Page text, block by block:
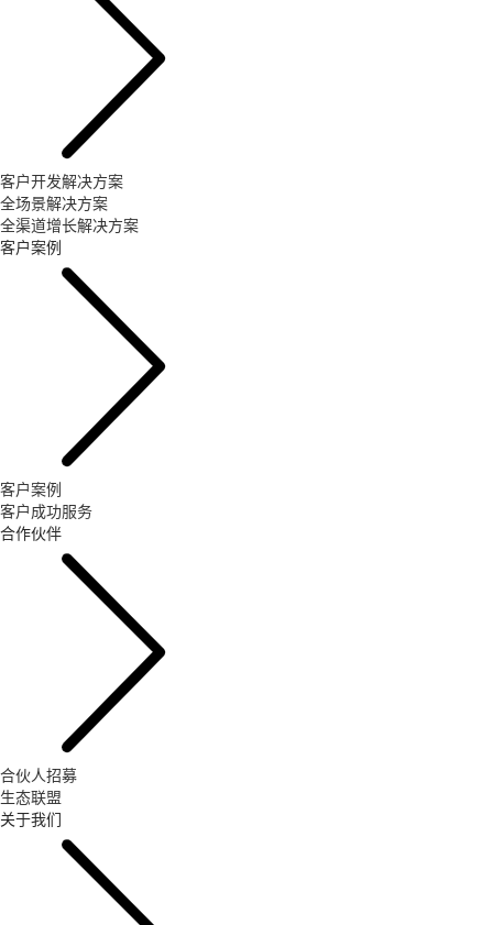
客户开发解决方案
全场景解决方案
全渠道增长解决方案
客户案例
客户案例
客户成功服务
合作伙伴
合伙人招募
生态联盟
关于我们